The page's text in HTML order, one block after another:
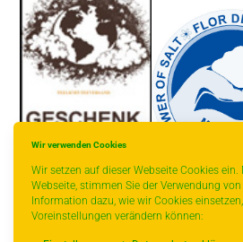
Wir verwenden Cookies
Wir setzen auf dieser Webseite Cookies
Webseite, stimmen Sie der Verwendung
Information dazu, wie wir Cookies
Voreinstellungen verändern können:
* gilt für
Lieferzeiten für
bitte der